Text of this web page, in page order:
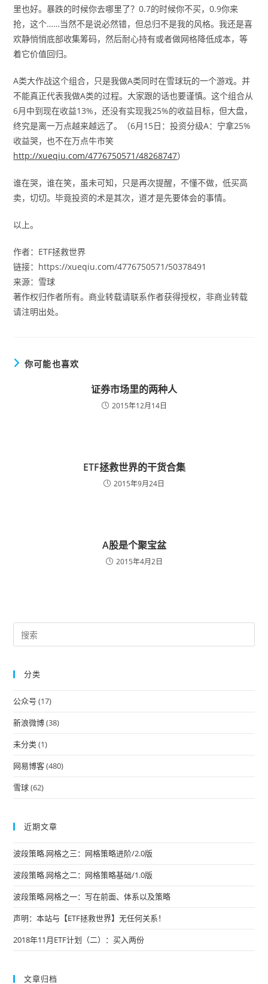
里也好。暴跌的时候你去哪里了？0.7的时候你不买，0.9你来
抢，这个……当然不是说必然错，但总归不是我的风格。我还是喜
欢静悄悄底部收集筹码，然后耐心持有或者做网格降低成本，等
着它价值回归。
A类大作战这个组合，只是我做A类同时在雪球玩的一个游戏。并
不能真正代表我做A类的过程。大家跟的话也要谨慎。这个组合从
6月中到现在收益13%，还没有实现我25%的收益目标，但大盘，
终究是离一万点越来越远了。（6月15日：投资分级A：宁拿25%
收益哭，也不在万点牛市笑
http://xueqiu.com/4776750571/48268747）
谁在哭，谁在笑，虽未可知，只是再次提醒，不懂不做，低买高
卖，切切。毕竟投资的术是其次，道才是先要体会的事情。
以上。
作者：ETF拯救世界
链接：https://xueqiu.com/4776750571/50378491
来源：雪球
著作权归作者所有。商业转载请联系作者获得授权，非商业转载
请注明出处。
你可能也喜欢
证券市场里的两种人
2015年12月14日
ETF拯救世界的干货合集
2015年9月24日
A股是个聚宝盆
2015年4月2日
分类
公众号 (17)
新浪微博(38)
未分类(1)
网易博客(480)
雪球(62)
近期文章
波段策略.网格之三：网格策略进阶/2.0版
波段策略.网格之二：网格策略基础/1.0版
波段策略.网格之一：写在前面、体系以及策略
声明：本站与【ETF拯救世界】无任何关系！
2018年11月ETF计划（二）：买入两份
文章归档